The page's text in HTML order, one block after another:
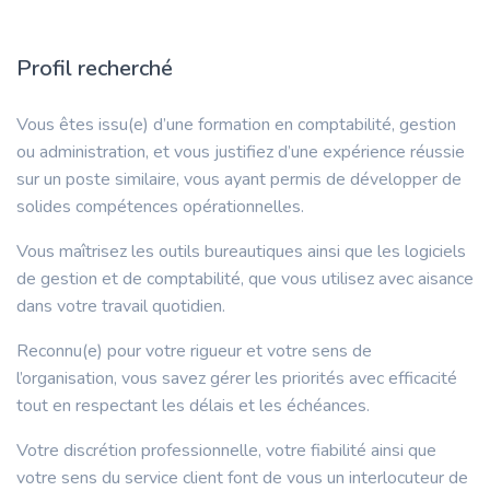
Profil recherché
Vous êtes issu(e) d’une formation en comptabilité, gestion
ou administration, et vous justifiez d’une expérience réussie
sur un poste similaire, vous ayant permis de développer de
solides compétences opérationnelles.
Vous maîtrisez les outils bureautiques ainsi que les logiciels
de gestion et de comptabilité, que vous utilisez avec aisance
dans votre travail quotidien.
Reconnu(e) pour votre rigueur et votre sens de
l’organisation, vous savez gérer les priorités avec efficacité
tout en respectant les délais et les échéances.
Votre discrétion professionnelle, votre fiabilité ainsi que
votre sens du service client font de vous un interlocuteur de